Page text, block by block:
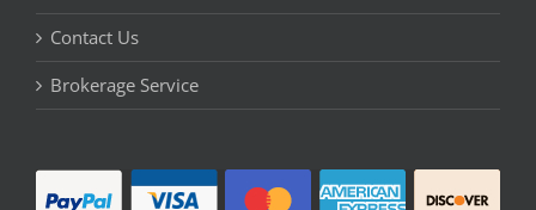
Contact Us
Brokerage Service